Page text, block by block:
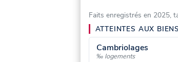
Faits enregistrés en 2025,
ATTEINTES AUX BIENS
Cambriolages
‰ logements